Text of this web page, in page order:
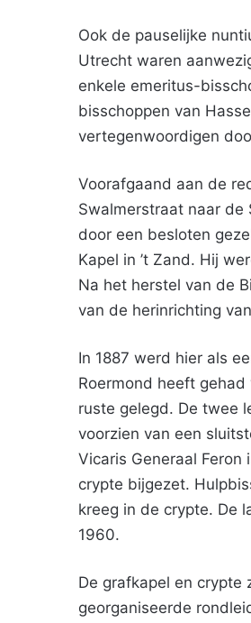
Ook de pauselijke
Utrecht waren
enkele emeritus-
bisschoppen van
vertegenwoordigen
Voorafgaand aan de
Swalmerstraat naar
door een besloten
Kapel in ’t Zand. Hij
Na het herstel van de
van de herinrichting
In 1887 werd hier als
Roermond heeft
ruste gelegd. De twee
voorzien van een
Vicaris Generaal
crypte bijgezet.
kreeg in de crypte. De
1960.
De grafkapel en crypte
georganiseerde